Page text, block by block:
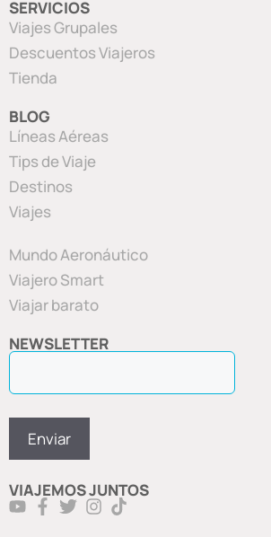
SERVICIOS
Viajes Grupales
Descuentos Viajeros
Tienda
BLOG
Líneas Aéreas
Tips de Viaje
Destinos
Viajes
Mundo Aeronáutico
Viajero Smart
Viajar barato
NEWSLETTER
VIAJEMOS JUNTOS